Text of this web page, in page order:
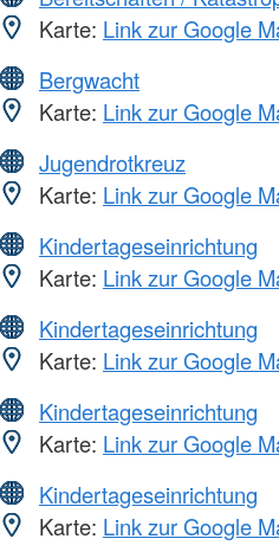
Karte: Link zur Google
Bergwacht
Karte: Link zur Google
Jugendrotkreuz
Karte: Link zur Google
Kindertageseinrichtung
Karte: Link zur Google
Kindertageseinrichtung
Karte: Link zur Google
Kindertageseinrichtung
Karte: Link zur Google
Kindertageseinrichtung
Karte: Link zur Google